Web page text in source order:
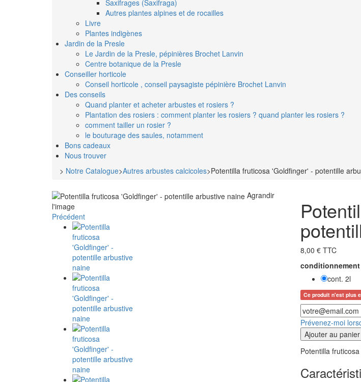
Saxifrages (Saxifraga)
Autres plantes alpines et de rocailles
Livre
Plantes indigènes
Jardin de la Presle
Le Jardin de la Presle, pépinières Brochet Lanvin
Centre botanique de la Presle
Conseiller horticole
Conseil horticole , conseil paysagiste pépinière Brochet Lanvin
Des conseils
Quand planter et acheter arbustes et rosiers ?
Plantation des rosiers : comment planter les rosiers ? quand planter les rosiers ?
comment tailler un rosier ?
le bouturage des saules, notamment
Bons cadeaux
Nous trouver
> Notre Catalogue>Autres arbustes calcicoles>Potentilla fruticosa 'Goldfinger' - potentille
Agrandir
l'image
Précédent
8,00 € TTC
conditionnement
cont. 2l
Ce produit n'est plus
Prévenez-moi
Ajouter au panier
Potentilla